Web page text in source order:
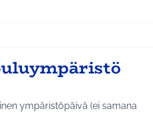
ympäristöpäivä (ei samana